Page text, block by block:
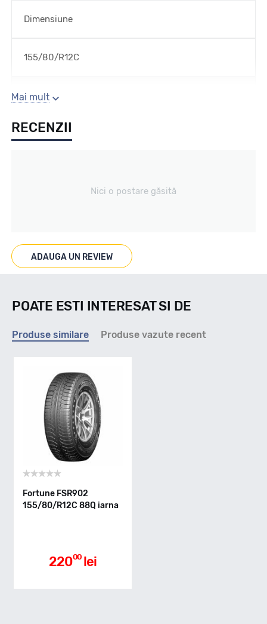
Dimensiune
155/80/R12C
Sezon
Iarna
Marcaje
Indice greutate
Clasa de eficienta
D
Mai mult
RECENZII
Nici o postare găsită
ADAUGA UN REVIEW
POATE ESTI INTERESAT SI DE
Produse similare Produse vazute recent
Fortune FSR902
155/80/R12C 88Q iarna
22000 lei